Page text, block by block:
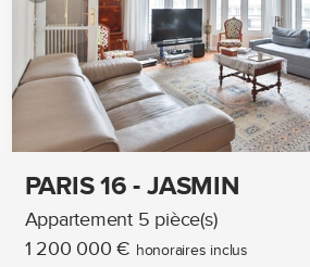
PARIS 16 - JASMIN
Appartement 5 pièce(s)
1 200 000 € honoraires inclus